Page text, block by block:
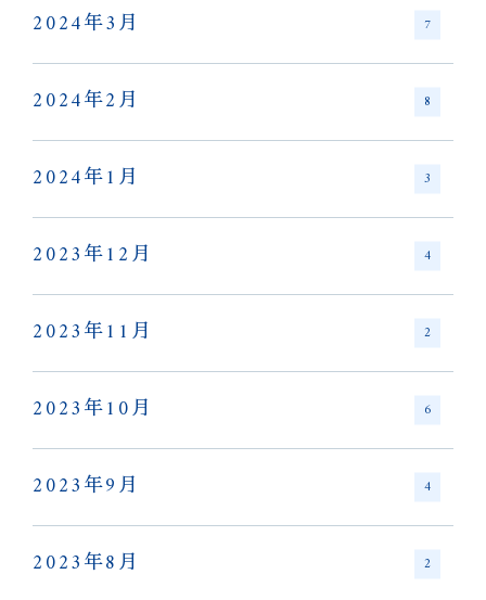
2024年3月 7
2024年2月 8
2024年1月 3
2023年12月 4
2023年11月 2
2023年10月 6
2023年9月 4
2023年8月 2